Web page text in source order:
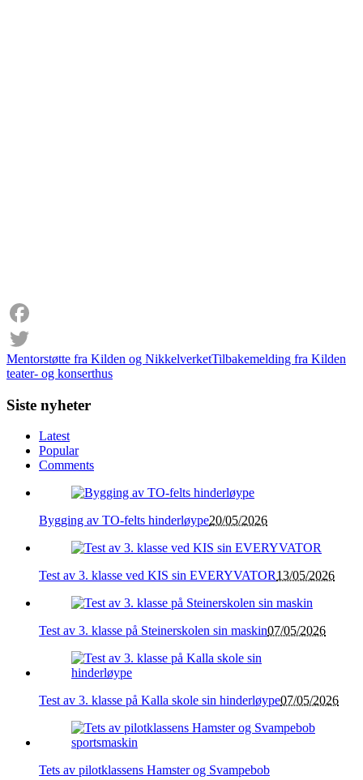
Facebook
Twitter
Mentorstøtte fra Kilden og NikkelverketTilbakemelding fra Kilden
teater- og konserthus
Siste nyheter
Latest
Popular
Comments
Bygging av TO-felts hinderløype20/05/2026
Test av 3. klasse ved KIS sin EVERYVATOR13/05/2026
Test av 3. klasse på Steinerskolen sin maskin07/05/2026
Test av 3. klasse på Kalla skole sin hinderløype07/05/2026
Tets av pilotklassens Hamster og Svampebob